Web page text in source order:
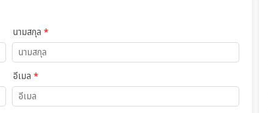
นามสกุล *
อีเมล *